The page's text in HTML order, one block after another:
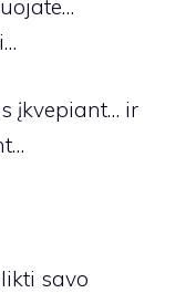
įkvepiant… ir
savo